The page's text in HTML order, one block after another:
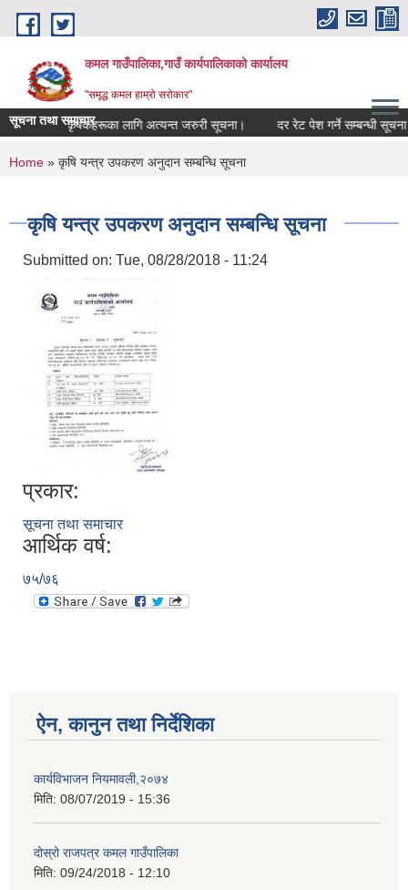
Skip to main content
कमल गाउँपालिका,गाउँ कार्यपालिकाको कार्यालय
"समृद्ध कमल हाम्रो सरोकार"
सूचना तथा समाचार
गर्ने सम्बन्धी कृषकहरूका लागि अत्यन्त जरुरी सूचना। दर रेट पेश गर्ने सम्बन्धी सूचना।
You are here
Home » कृषि यन्त्र उपकरण अनुदान सम्बन्धि सूचना
कृषि यन्त्र उपकरण अनुदान सम्बन्धि सूचना
Submitted on: Tue, 08/28/2018 - 11:24
प्रकार:
सूचना तथा समाचार
आर्थिक वर्ष:
७५/७६
ऐन, कानुन तथा निर्देशिका
कार्यविभाजन नियमावली,२०७४
मिति: 08/07/2019 - 15:36
दोस्रो राजपत्र कमल गाउँपालिका
मिति: 09/24/2018 - 12:10